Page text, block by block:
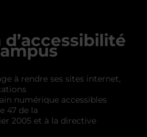
à rendre ses sites internet,
numérique accessibles
47 de la
2005 et à la directive